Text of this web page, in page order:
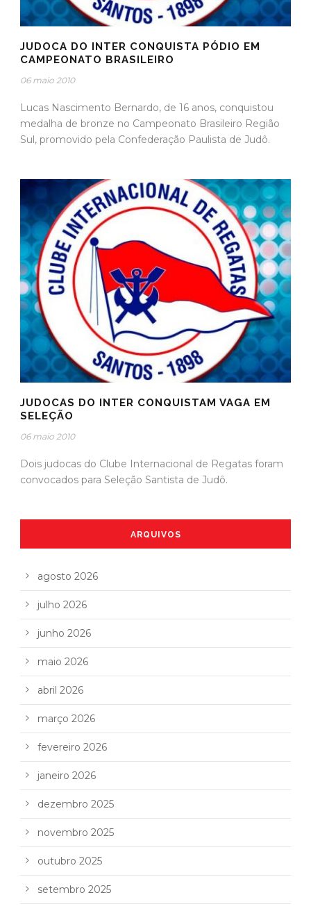
JUDOCA DO INTER CONQUISTA PÓDIO EM
CAMPEONATO BRASILEIRO
06 maio 2010
Lucas Nascimento Bernardo, de 16 anos, conquistou
medalha de bronze no Campeonato Brasileiro Região
Sul, promovido pela Confederação Paulista de Judô.
JUDOCAS DO INTER CONQUISTAM VAGA EM
SELEÇÃO
06 maio 2010
Dois judocas do Clube Internacional de Regatas foram
convocados para Seleção Santista de Judô.
ARQUIVOS
agosto 2026
julho 2026
junho 2026
maio 2026
abril 2026
março 2026
fevereiro 2026
janeiro 2026
dezembro 2025
novembro 2025
outubro 2025
setembro 2025